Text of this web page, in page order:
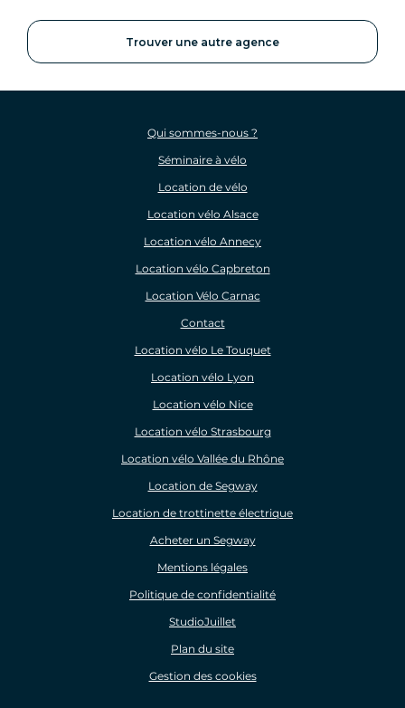
Trouver une autre agence
Qui sommes-nous ?
Séminaire à vélo
Location de vélo
Location vélo Alsace
Location vélo Annecy
Location vélo Capbreton
Location Vélo Carnac
Contact
Location vélo Le Touquet
Location vélo Lyon
Location vélo Nice
Location vélo Strasbourg
Location vélo Vallée du Rhône
Location de Segway
Location de trottinette électrique
Acheter un Segway
Mentions légales
Politique de confidentialité
StudioJuillet
Plan du site
Gestion des cookies